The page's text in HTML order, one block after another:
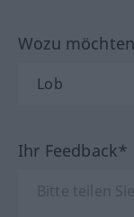
Wozu
Ihr Feedback*